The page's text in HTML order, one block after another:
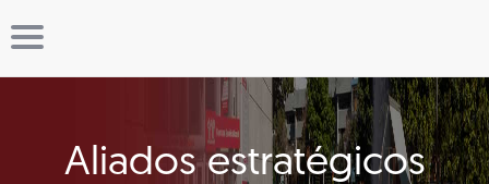
Aliados estratégicos